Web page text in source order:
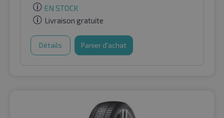
EN STOCK
Livraison gratuite
Détails Panier d'achat